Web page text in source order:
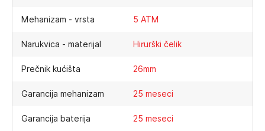
Mehanizam - vrsta 5 ATM
Narukvica - materijal Hirurški čelik
Prečnik kućišta 26mm
Garancija mehanizam 25 meseci
Garancija baterija 25 meseci